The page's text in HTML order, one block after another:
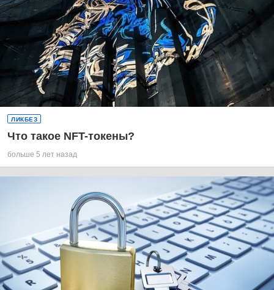
ЛИКБЕЗ
Что такое NFT-токены?
больше 5 лет назад